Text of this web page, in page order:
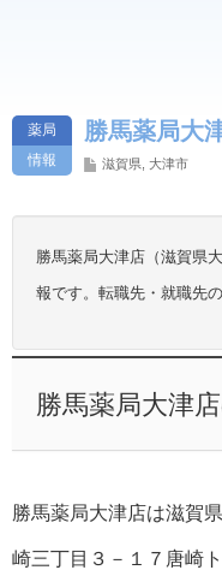
薬局
情報
勝馬薬局大
滋賀県 大津市
勝馬薬局大津店（滋賀県
報です。転職先・就職先
勝馬薬局大津
勝馬薬局大津店は滋賀
崎三丁目３－１７唐崎